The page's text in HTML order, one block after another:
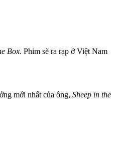
Box. Phim sẽ ra rạp ở Việt Nam
mới nhất của ông, Sheep in the